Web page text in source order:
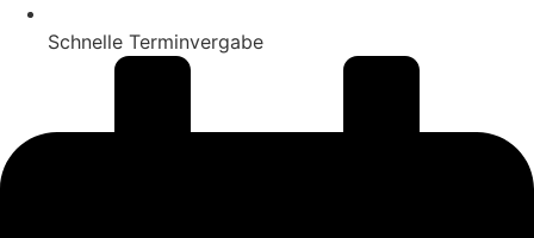
Schnelle Terminvergabe